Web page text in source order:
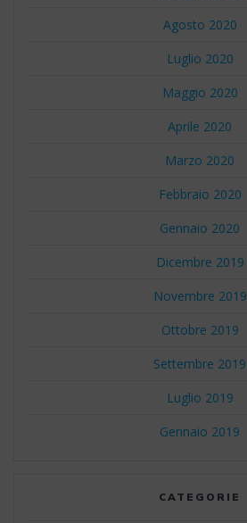
Agosto 2020
Luglio 2020
Maggio 2020
Aprile 2020
Marzo 2020
Febbraio 2020
Gennaio 2020
Dicembre 2019
Novembre 2019
Ottobre 2019
Settembre 2019
Luglio 2019
Gennaio 2019
CATEGORIE